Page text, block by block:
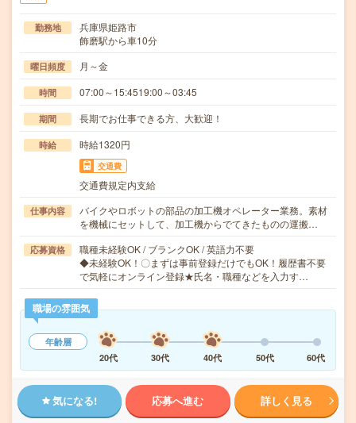
勤務地
兵庫県姫路市
飾磨駅から車10分
曜日頻度 月～金
時間 07:00～15:4519:00～03:45
期間 長期でお仕事できる方、大歓迎！
時給 時給1320円
交通費
交通費規定内支給
仕事内容
バイクやロボットの部品の加工機オペレーター業務。素材
を機械にセットして、加工機からでてきたものの運搬…
応募資格
職種未経験OK / ブランクOK / 英語力不要
◆未経験OK！〇まずは事前登録だけでもOK！履歴書不要
で気軽にオンライン登録★氏名・職種などを入力す…
職場の雰囲気
年齢層
20代
30代 40代 50代 60代
気になる! 応募へ進む 詳しく見る